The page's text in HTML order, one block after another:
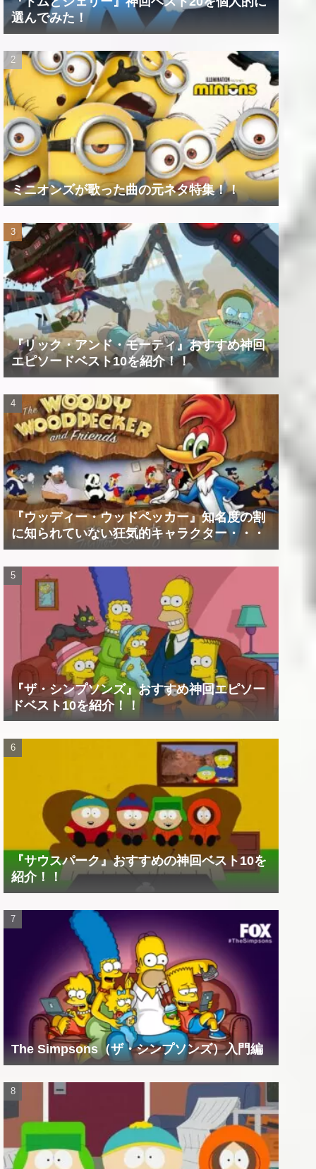
選んでみた！
ミニオンズが歌った曲の元ネタ特集！！
『リック・アンド・モーティ』おすすめ神回
エピソードベスト10を紹介！！
『ウッディー・ウッドペッカー』知名度の割
に知られていない狂気的キャラクター・・・
『ザ・シンプソンズ』おすすめ神回エピソー
ドベスト10を紹介！！
『サウスパーク』おすすめの神回ベスト10を
紹介！！
The Simpsons（ザ・シンプソンズ）入門編